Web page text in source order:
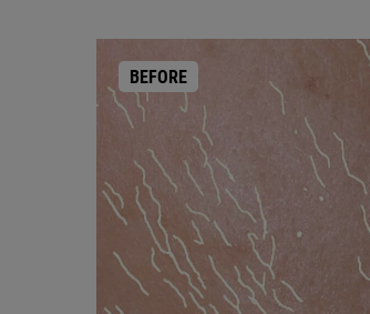
BEFORE